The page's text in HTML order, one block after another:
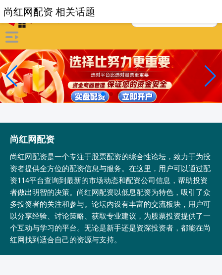
尚红网配资
尚红网配资是一个专注于股票配资的综合性论坛，致力于为投
资者提供全方位的配资信息与服务。在这里，用户可以通过配
资114平台查询到最新的市场动态和配资公司信息，帮助投资
者做出明智的决策。尚红网配资以低息配资为特色，吸引了众
多投资者的关注和参与。论坛内设有丰富的交流板块，用户可
以分享经验、讨论策略、获取专业建议，为股票投资提供了一
个互动与学习的平台。无论是新手还是资深投资者，都能在尚
红网找到适合自己的资源与支持。
尚红网配资 相关话题